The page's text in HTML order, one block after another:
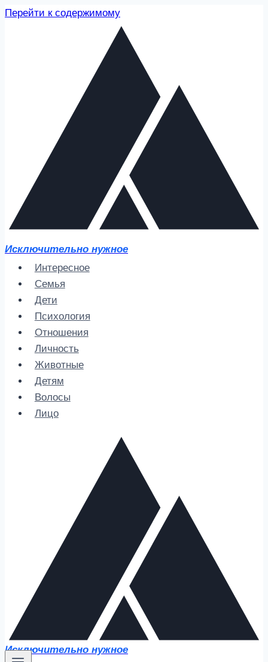
Перейти к содержимому
Исключительно нужное
Интересное
Семья
Дети
Психология
Отношения
Личность
Животные
Детям
Волосы
Лицо
Исключительно нужное